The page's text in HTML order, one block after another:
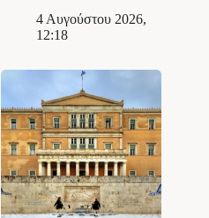
4 Αυγούστου 2026,
12:18